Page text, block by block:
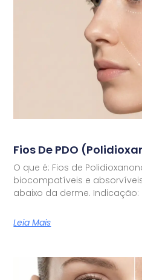
Fios De PDO
O que é: Fios de
biocompatíveis e
abaixo da derme. Indicação:
Leia Mais